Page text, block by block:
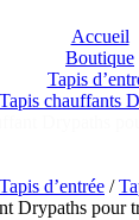
Accueil
Boutique
Tapis
Tapis chauffants
Tapis d’entrée /
Drypaths pour